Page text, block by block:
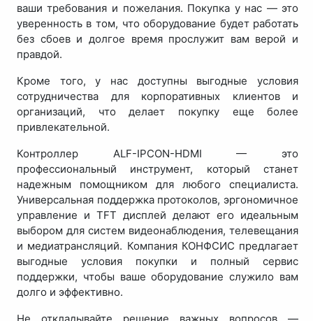
ваши требования и пожелания. Покупка у нас — это
уверенность в том, что оборудование будет работать
без сбоев и долгое время прослужит вам верой и
правдой.
Кроме того, у нас доступны выгодные условия
сотрудничества для корпоративных клиентов и
организаций, что делает покупку еще более
привлекательной.
Контроллер ALF-IPCON-HDMI — это
профессиональный инструмент, который станет
надежным помощником для любого специалиста.
Универсальная поддержка протоколов, эргономичное
управление и TFT дисплей делают его идеальным
выбором для систем видеонаблюдения, телевещания
и медиатрансляций. Компания КОНФСИС предлагает
выгодные условия покупки и полный сервис
поддержки, чтобы ваше оборудование служило вам
долго и эффективно.